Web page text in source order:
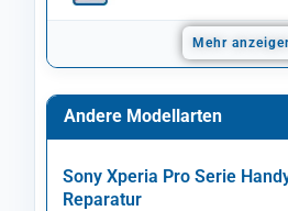
Mehr
Andere Modellarten
Sony Xperia Pro Serie
Reparatur